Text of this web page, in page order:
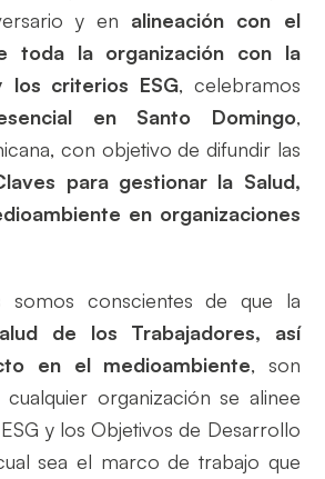
y en alineación con el
toda la organización con la
los criterios ESG, celebramos
en Santo Domingo,
con objetivo de difundir las
para gestionar la Salud,
en organizaciones
somos conscientes de que la
de los Trabajadores, así
en el medioambiente, son
organización se alinee
y los Objetivos de Desarrollo
sea el marco de trabajo que